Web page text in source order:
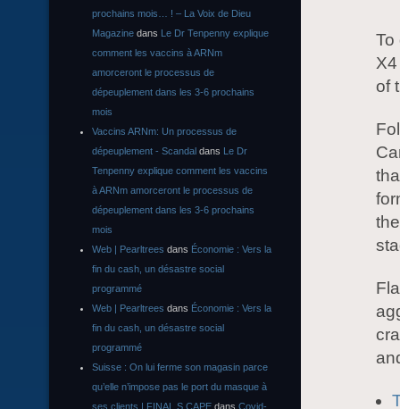
To
of
prochains mois… ! – La Voix de Dieu
Magazine dans Le Dr Tenpenny explique
comment les vaccins à ARNm
amorceront le processus de
dépeuplement dans les 3-6 prochains
mois
Vaccins ARNm: Un processus de
dépeuplement - Scandal dans Le Dr
Tenpenny explique comment les vaccins
à ARNm amorceront le processus de
dépeuplement dans les 3-6 prochains
mois
Web | Pearltrees dans Économie : Vers la
fin du cash, un désastre social
programmé
Web | Pearltrees dans Économie : Vers la
fin du cash, un désastre social
programmé
Suisse : On lui ferme son magasin parce
qu’elle n’impose pas le port du masque à
ses clients | FINAL S CAPE dans Covid-